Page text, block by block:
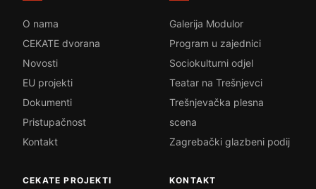
O nama
CEKATE dvorana
Novosti
EU projekti
Dokumenti
Pristupačnost
Kontakt
Galerija Modulor
Program u zajednici
Sociokulturni odjel
Teatar na Trešnjevci
Trešnjevačka plesna
scena
Zagrebački glazbeni podij
CEKATE PROJEKTI KONTAKT